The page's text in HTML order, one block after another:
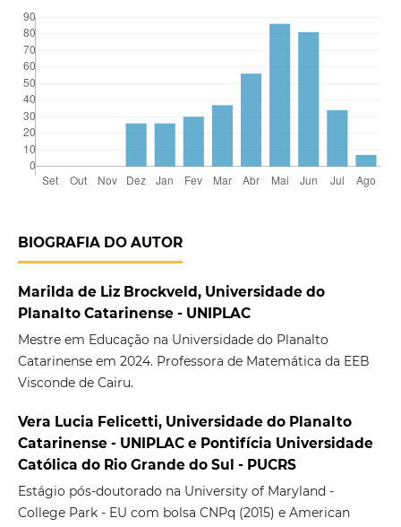
BIOGRAFIA DO AUTOR
Marilda de Liz Brockveld, Universidade do
Planalto Catarinense - UNIPLAC
Mestre em Educação na Universidade do Planalto
Catarinense em 2024. Professora de Matemática da EEB
Visconde de Cairu.
Vera Lucia Felicetti, Universidade do Planalto
Catarinense - UNIPLAC e Pontifícia Universidade
Católica do Rio Grande do Sul - PUCRS
Estágio pós-doutorado na University of Maryland -
College Park - EU com bolsa CNPq (2015) e American